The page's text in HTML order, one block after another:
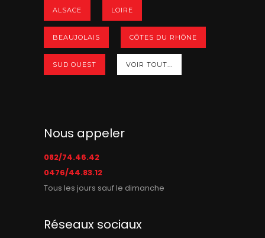
ALSACE LOIRE
BEAUJOLAIS CÔTES DU RHÔNE
SUD OUEST VOIR TOUT...
Nous appeler
082/74.46.42
0476/44.83.12
Tous les jours sauf le dimanche
Réseaux sociaux